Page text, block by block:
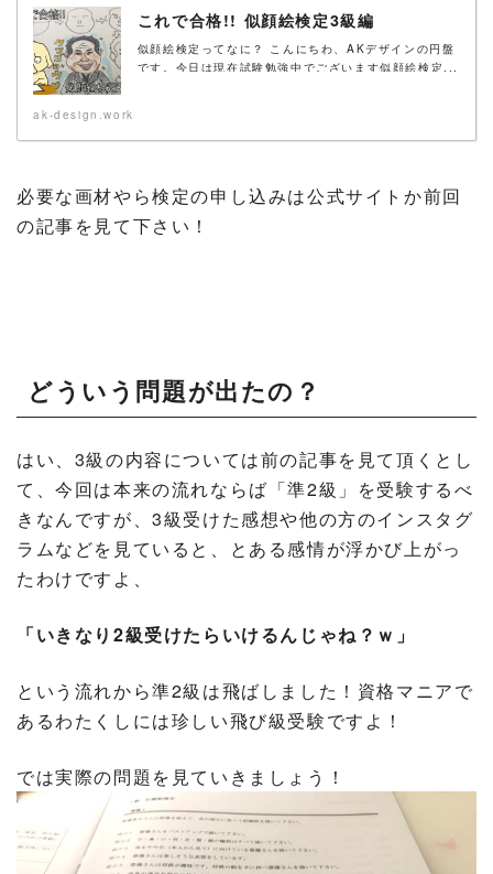
これで合格!! 似顔絵検定3級編
似顔絵検定ってなに？ こんにちわ、AKデザインの円盤
です。今日は現在試験勉強中でございます似顔絵検定...
ak-design.work
必要な画材やら検定の申し込みは公式サイトか前回
の記事を見て下さい！
どういう問題が出たの？
はい、3級の内容については前の記事を見て頂くとし
て、今回は本来の流れならば「準2級」を受験するべ
きなんですが、3級受けた感想や他の方のインスタグ
ラムなどを見ていると、とある感情が浮かび上がっ
たわけですよ、
「いきなり2級受けたらいけるんじゃね？ｗ」
という流れから準2級は飛ばしました！資格マニアで
あるわたくしには珍しい飛び級受験ですよ！
では実際の問題を見ていきましょう！